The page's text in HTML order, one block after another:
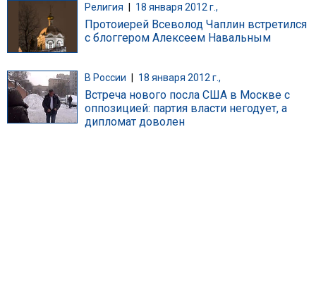
Религия | 18 января 2012 г.,
Протоиерей Всеволод Чаплин встретился
с блоггером Алексеем Навальным
В России 18 января 2012 г.,
Встреча нового посла США в Москве с
оппозицией: партия власти негодует, а
дипломат доволен